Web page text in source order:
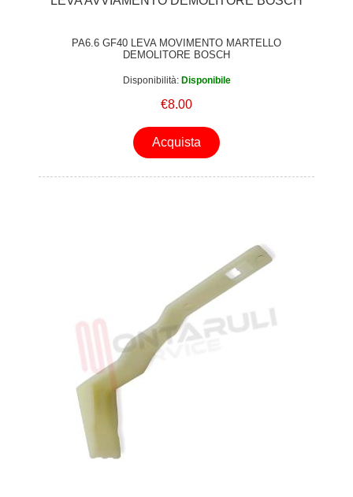
PA6.6 GF40 LEVA MOVIMENTO MARTELLO
DEMOLITORE BOSCH
Disponibilità: Disponibile
€8.00
Acquista